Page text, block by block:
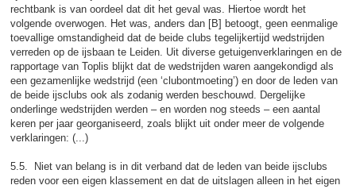
rechtbank is van oordeel dat dit het geval was. Hiertoe wordt het
volgende overwogen. Het was, anders dan [B] betoogt, geen eenmalige
toevallige omstandigheid dat de beide clubs tegelijkertijd wedstrijden
verreden op de ijsbaan te Leiden. Uit diverse getuigenverklaringen en de
rapportage van Toplis blijkt dat de wedstrijden waren aangekondigd als
een gezamenlijke wedstrijd (een ‘clubontmoeting’) en door de leden van
de beide ijsclubs ook als zodanig werden beschouwd. Dergelijke
onderlinge wedstrijden werden – en worden nog steeds – een aantal
keren per jaar georganiseerd, zoals blijkt uit onder meer de volgende
verklaringen: (...)
5.5. Niet van belang is in dit verband dat de leden van beide ijsclubs
reden voor een eigen klassement en dat de uitslagen alleen in het eigen